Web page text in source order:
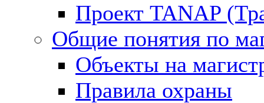
Проект TANAP
Общие понятия по
Объекты на
Правила охраны